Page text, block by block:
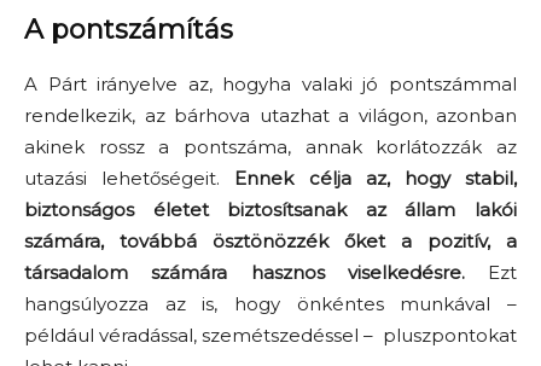
A pontszámítás
A Párt irányelve az, hogyha valaki jó pontszámmal
rendelkezik, az bárhova utazhat a világon, azonban
akinek rossz a pontszáma, annak korlátozzák az
utazási lehetőségeit. Ennek célja az, hogy stabil,
biztonságos életet biztosítsanak az állam lakói
számára, továbbá ösztönözzék őket a pozitív, a
társadalom számára hasznos viselkedésre.Ezt
hangsúlyozza az is, hogy önkéntes munkával –
például véradással, szemétszedéssel – pluszpontokat